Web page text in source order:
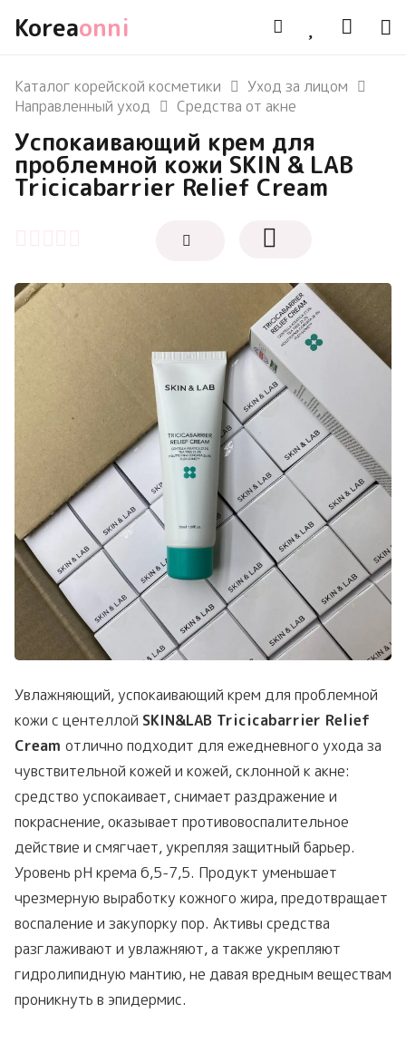
Koreaonni
Каталог корейской косметики
Уход за лицом
Направленный уход
Средства от акне
Успокаивающий крем для
проблемной кожи SKIN & LAB
Tricicabarrier Relief Cream
Увлажняющий, успокаивающий крем для проблемной
кожи с центеллой SKIN&LAB Tricicabarrier Relief
Cream отлично подходит для ежедневного ухода за
чувствительной кожей и кожей, склонной к акне:
средство успокаивает, снимает раздражение и
покраснение, оказывает противовоспалительное
действие и смягчает, укрепляя защитный барьер.
Уровень pH крема 6,5-7,5. Продукт уменьшает
чрезмерную выработку кожного жира, предотвращает
воспаление и закупорку пор. Активы средства
разглаживают и увлажняют, а также укрепляют
гидролипидную мантию, не давая вредным веществам
проникнуть в эпидермис.